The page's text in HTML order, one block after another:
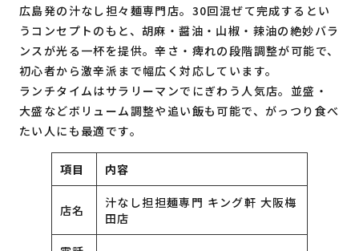
広島発の汁なし担々麺専門店。30回混ぜて完成するとい
うコンセプトのもと、胡麻・醤油・山椒・辣油の絶妙バラ
ンスが光る一杯を提供。辛さ・痺れの段階調整が可能で、
初心者から激辛派まで幅広く対応しています。
ランチタイムはサラリーマンでにぎわう人気店。並盛・
大盛などボリューム調整や追い飯も可能で、がっつり食べ
たい人にも最適です。
項目 内容
店名
汁なし担担麺専門 キング軒 大阪梅
田店